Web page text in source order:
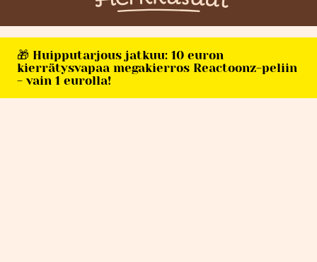
🎁 Huipputarjous jatkuu: 10 euron
kierrätysvapaa megakierros Reactoonz-peliin
- vain 1 eurolla!